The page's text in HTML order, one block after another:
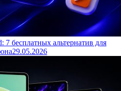
7 бесплатных альтернатив для
29.05.2026